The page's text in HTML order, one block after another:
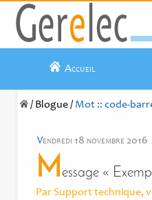
Accueil
/ Blogue/ Mot :: code-
vendredi 18 novembre 2016
Message «
Par Support technique,